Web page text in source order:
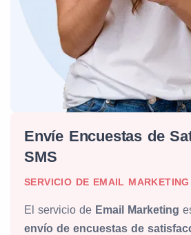
Envíe Encuestas de
SMS
SERVICIO DE EMAIL MARKETING
El servicio de Email Marketing
envío de encuestas de